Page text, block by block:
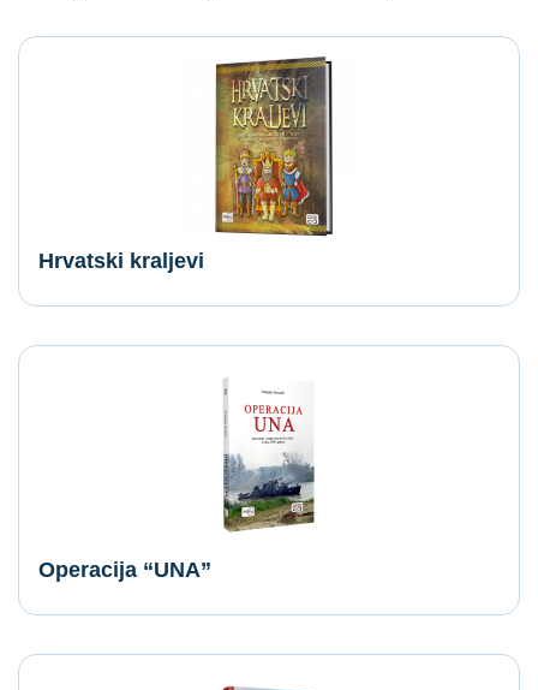
Hrvatski kraljevi
Operacija “UNA”